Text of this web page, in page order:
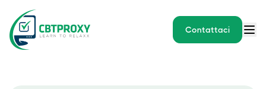
Contattaci